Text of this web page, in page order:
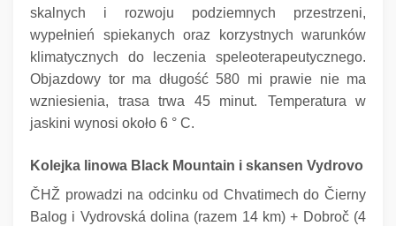
skalnych i rozwoju podziemnych przestrzeni,
wypełnień spiekanych oraz korzystnych warunków
klimatycznych do leczenia speleoterapeutycznego.
Objazdowy tor ma długość 580 mi prawie nie ma
wzniesienia, trasa trwa 45 minut.
Temperatura w
jaskini wynosi około 6 ° C.
Kolejka linowa Black Mountain i skansen Vydrovo
ČHŽ prowadzi na odcinku od Chvatimech do Čierny
Balog i Vydrovská dolina (razem 14 km) + Dobroč (4